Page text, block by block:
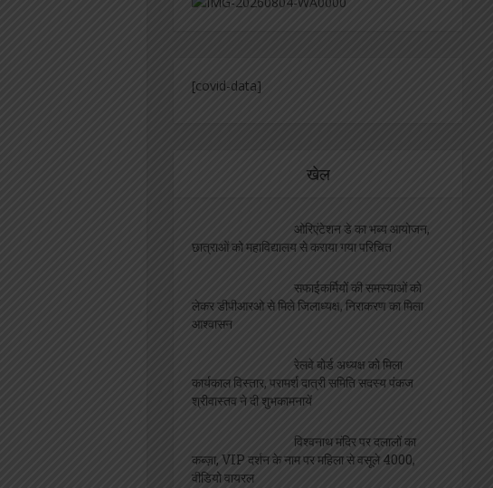
[covid-data]
खेल
ओरिएंटेशन डे का भब्य आयोजन,
छात्राओं को महाविद्यालय से कराया गया परिचित
सफाईकर्मियों की समस्याओं को
लेकर डीपीआरओ से मिले जिलाध्यक्ष, निराकरण का मिला
आश्वासन
रेलवे बोर्ड अध्यक्ष को मिला
कार्यकाल विस्तार, परामर्श दात्री समिति सदस्य पंकज
श्रीवास्तव ने दी शुभकामनायें
विश्वनाथ मंदिर पर दलालों का
कब्ज़ा, VIP दर्शन के नाम पर महिला से वसूले 4000,
वीडियो वायरल